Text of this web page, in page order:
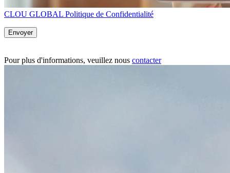
CLOU GLOBAL Politique de Confidentialité
Pour plus d'informations, veuillez nous contacter